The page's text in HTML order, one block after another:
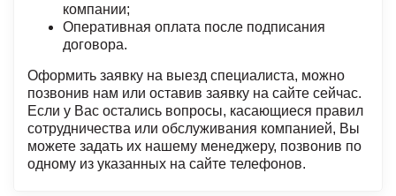
компании;
Оперативная оплата после подписания
договора.
Оформить заявку на выезд специалиста, можно
позвонив нам или оставив заявку на сайте сейчас.
Если у Вас остались вопросы, касающиеся правил
сотрудничества или обслуживания компанией, Вы
можете задать их нашему менеджеру, позвонив по
одному из указанных на сайте телефонов.